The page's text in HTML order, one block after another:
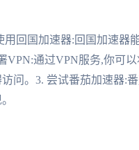
用回国加速器:回国加速器
VPN:通过VPN服务,你可以
问。3. 尝试番茄加速器: